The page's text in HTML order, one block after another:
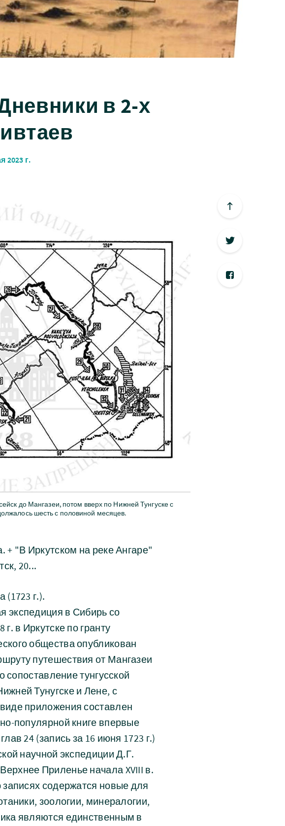
в 2-х
2023 г.
до Мангазеи, потом вверх по Нижней Тунгуске с
шесть с половиной месяцев.
"В Иркутском на реке Ангаре"
20...
г.).
экспедиция в Сибирь со
в Иркутске по гранту
общества опубликован
путешествия от Мангазеи
сопоставление тунгусской
Тунугске и Лене, с
приложения составлен
популярной книге впервые
24 (запись за 16 июня 1723 г.)
научной экспедиции Д.Г.
Приленье начала XVIII в.
записях содержатся новые для
зоологии, минералогии,
являются единственным в